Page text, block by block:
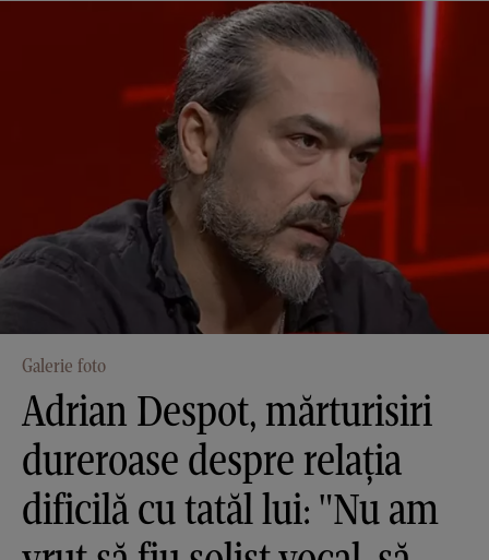
Galerie foto
Adrian Despot, mărturisiri
dureroase despre relația
dificilă cu tatăl lui: "Nu am